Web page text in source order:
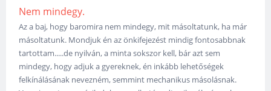
Nem mindegy.
Az a baj, hogy baromira nem mindegy, mit másoltatunk, ha már
másoltatunk. Mondjuk én az önkifejezést mindig fontosabbnak
tartottam.....de nyilván, a minta sokszor kell, bár azt sem
mindegy, hogy adjuk a gyereknek, én inkább lehetőségek
felkínálásának nevezném, semmint mechanikus másolásnak.